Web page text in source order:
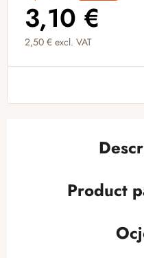
3,10 €
2,50 € excl. VAT
Measure price:
Product